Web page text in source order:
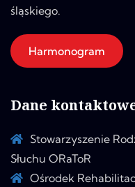
śląskiego.
Harmonogram
Dane
Stowarzyszenie
Słuchu ORaToR
Ośrodek